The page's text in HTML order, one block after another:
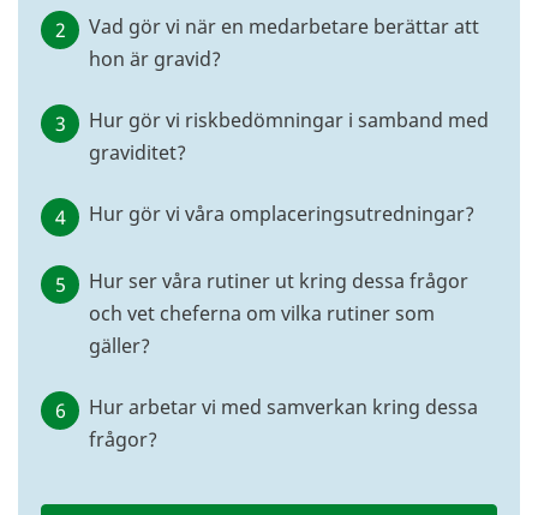
Vad gör vi när en medarbetare berättar att
hon är gravid?
Hur gör vi riskbedömningar i samband med
graviditet?
Hur gör vi våra omplaceringsutredningar?
Hur ser våra rutiner ut kring dessa frågor
och vet cheferna om vilka rutiner som
gäller?
Hur arbetar vi med samverkan kring dessa
frågor?